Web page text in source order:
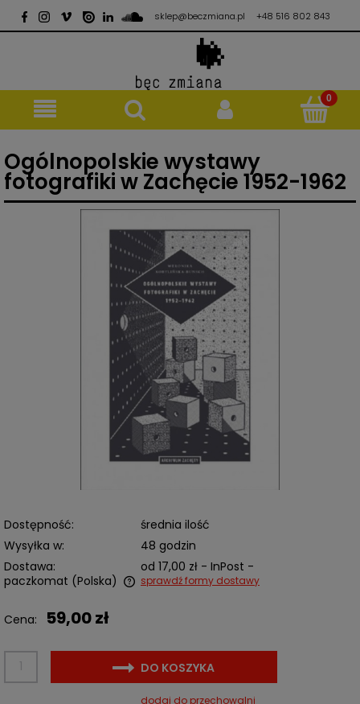
sklep@beczmiana.pl +48 516 802 843
Ogólnopolskie wystawy
fotografiki w Zachęcie 1952-1962
Dostępność:
średnia ilość
Wysyłka w:
48 godzin
Dostawa:
od 17,00 zł - InPost -
paczkomat (Polska) sprawdź formy dostawy
Cena: 59,00 zł
DO KOSZYKA
dodaj do przechowalni